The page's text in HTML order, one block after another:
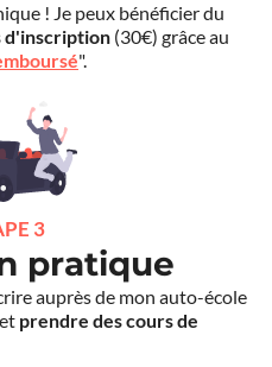
! Je peux bénéficier du
d'inscription (30€) grâce au
".
3
pratique
auprès de mon auto-école
prendre des cours de